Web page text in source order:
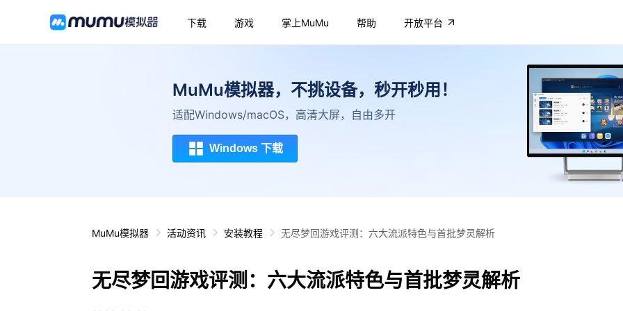
下载 游戏 掌上MuMu 帮助 开放平台
MuMu模拟器，不挑设备，秒开秒用！
适配Windows/macOS，高清大屏，自由多开
Windows 下载
MuMu模拟器 活动资讯 安装教程 无尽梦回游戏评测：六大流派特色与首批梦灵解析
无尽梦回游戏评测：六大流派特色与首批梦灵解析